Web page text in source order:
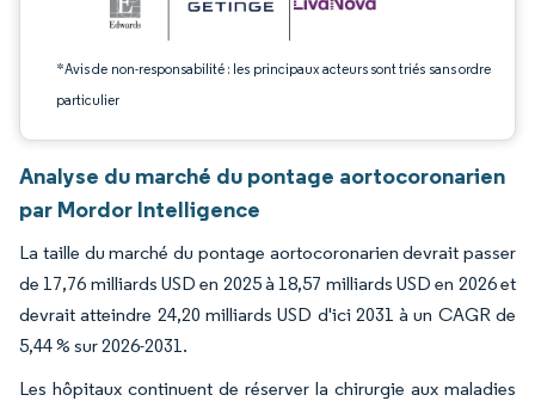
*Avis de non-responsabilité : les principaux acteurs sont triés sans ordre
particulier
Analyse du marché du pontage aortocoronarien
par Mordor Intelligence
La taille du marché du pontage aortocoronarien devrait passer
de 17,76 milliards USD en 2025 à 18,57 milliards USD en 2026 et
devrait atteindre 24,20 milliards USD d'ici 2031 à un CAGR de
5,44 % sur 2026-2031.
Les hôpitaux continuent de réserver la chirurgie aux maladies